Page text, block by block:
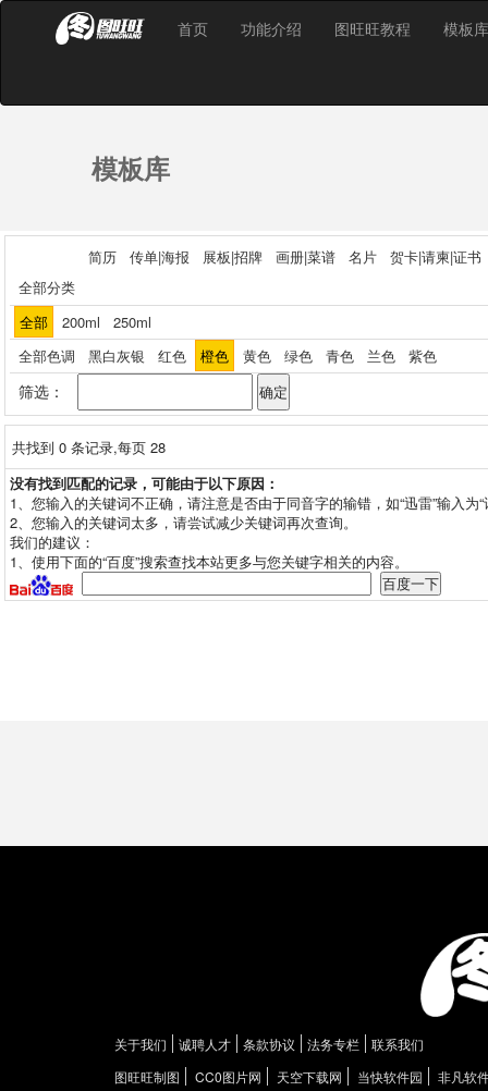
首页 功能介绍 图旺旺教程 模板库
模板库
全部分类
简历 传单|海报 展板|招牌 画册|菜谱 名片 贺卡|请柬|证书
全部 200ml
250ml
全部色调
黑白灰银 红色 橙色 黄色 绿色 青色 兰色 紫色
筛选：
共找到 0 条记录,每页 28
没有找到匹配的记录，可能由于以下原因：
1、您输入的关键词不正确，请注意是否由于同音字的输错，如“迅雷”输入为“
2、您输入的关键词太多，请尝试减少关键词再次查询。
我们的建议：
1、使用下面的“百度”搜索查找本站更多与您关键字相关的内容。
关于我们 诚聘人才 条款协议 法务专栏
联系我们
图旺旺制图
CC0图片网 天空下载网 当快软件园
非凡软